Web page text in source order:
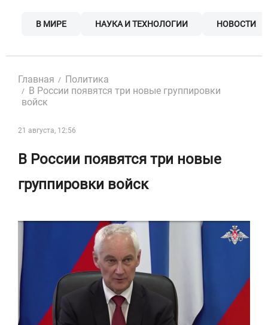
В МИРЕ НАУКА И ТЕХНОЛОГИИ НОВОСТИ
Главная
Политика
В России появятся три новые группировки
войск
21 августа, 12:56
В России появятся три новые
группировки войск